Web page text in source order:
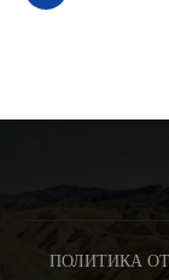
ПОЛИТИКА